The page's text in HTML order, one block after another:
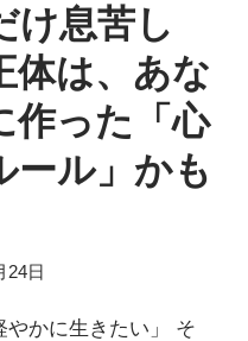
け息苦し
は、あな
作った「心
ール」かも
24日
やかに生きたい」 そ